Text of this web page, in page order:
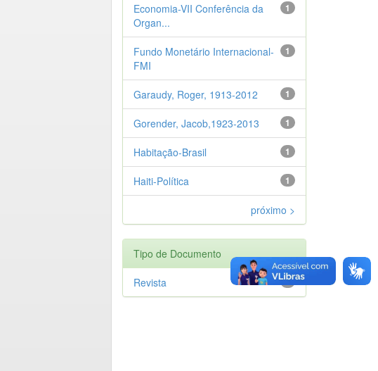
1
Economia-VII Conferência da
Organ...
1
Fundo Monetário Internacional-
FMI
1
Garaudy, Roger, 1913-2012
1
Gorender, Jacob,1923-2013
1
Habitação-Brasil
1
Haiti-Política
próximo >
Tipo de Documento
1
Revista